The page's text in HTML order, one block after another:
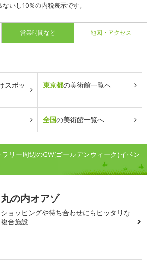
いし10％の内税表示です。
営業時間など 地図・アクセス
スポッ
東京都の美術館一覧へ
全国の美術館一覧へ
リー周辺のGW(ゴールデンウィーク)イベン
丸の内オアゾ
ショッピングや待ち合わせにもピッタリな
複合施設